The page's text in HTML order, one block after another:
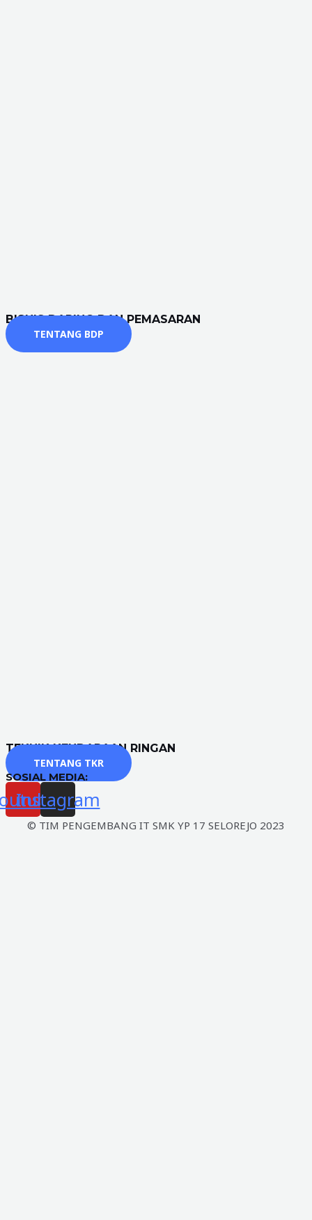
BISNIS DARING DAN PEMASARAN
TENTANG BDP
TEKNIK KENDARAAN RINGAN
TENTANG TKR
SOSIAL MEDIA:
Instagram
© TIM PENGEMBANG IT SMK YP 17 SELOREJO 2023